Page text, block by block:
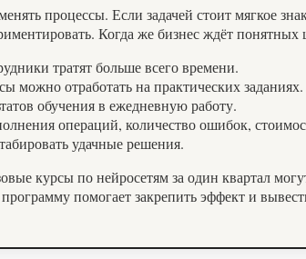
процессы. Если задачей стоит мягкое
Когда же бизнес ждёт
тратят больше всего времени.
можно отработать на практических заданиях.
обучения в ежедневную работу.
операций, количество ошибок,
удачные решения.
курсы по нейросетям за один квартал
помогает закрепить эффект и